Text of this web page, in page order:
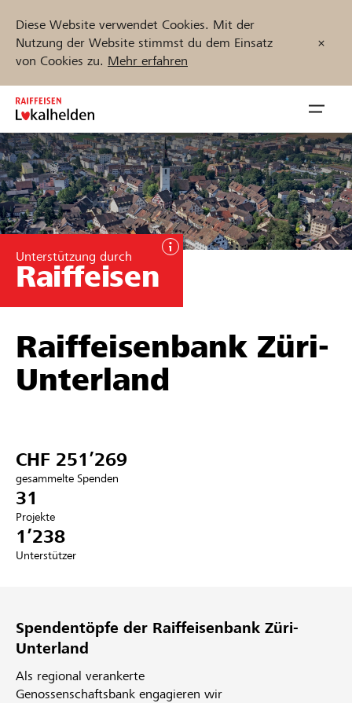
Diese Website verwendet Cookies. Mit der
Nutzung der Website stimmst du dem Einsatz
von Cookies zu. Mehr erfahren
Zum
Inhalt
springen
öffnen
Hilfe & Support
Partner / Raiffeisenbank
Anmelden
Registrieren
Projekte und Organisationen finden
Jetzt starten
Unterstützung durch
Raiffeisen
Raiffeisenbank Züri-
Unterland
CHF 251’269
gesammelte Spenden
31
Projekte
1’238
Unterstützer
Spendentöpfe der Raiffeisenbank Züri-
Unterland
Als regional verankerte
Genossenschaftsbank engagieren wir